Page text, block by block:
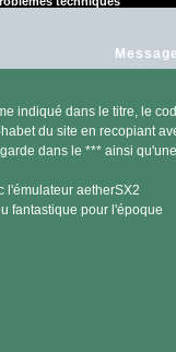
Message
indiqué dans le titre, le
du site en recopiant
dans le *** ainsi
l'émulateur aetherSX2
fantastique pour l'époque